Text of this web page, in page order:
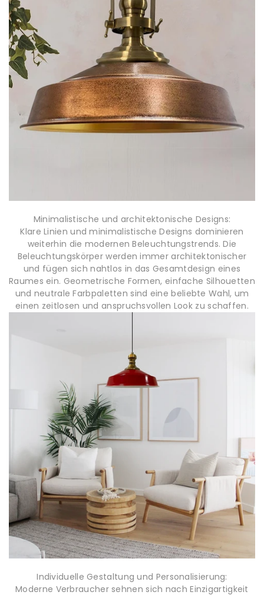
Minimalistische und architektonische Designs:
Klare Linien und minimalistische Designs dominieren
weiterhin die modernen Beleuchtungstrends. Die
Beleuchtungskörper werden immer architektonischer
und fügen sich nahtlos in das Gesamtdesign eines
Raumes ein. Geometrische Formen, einfache Silhouetten
und neutrale Farbpaletten sind eine beliebte Wahl, um
einen zeitlosen und anspruchsvollen Look zu schaffen.
Individuelle Gestaltung und Personalisierung:
Moderne Verbraucher sehnen sich nach Einzigartigkeit